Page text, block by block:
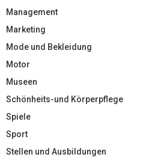
Management
Marketing
Mode und Bekleidung
Motor
Museen
Schönheits-und Körperpflege
Spiele
Sport
Stellen und Ausbildungen